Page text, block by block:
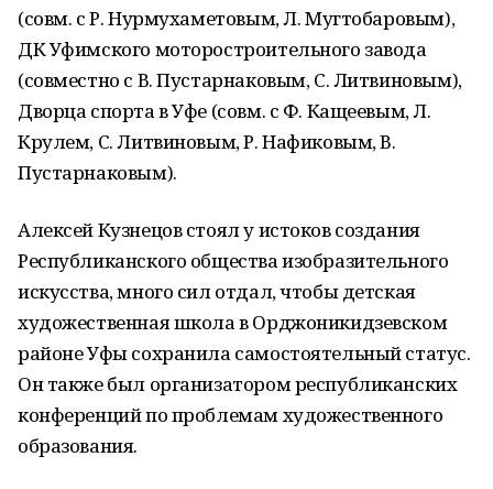
(совм. с Р. Нурмухаметовым, Л. Мугтобаровым),
ДК Уфимского моторостроительного завода
(совместно с В. Пустарнаковым, С. Литвиновым),
Дворца спорта в Уфе (совм. с Ф. Кащеевым, Л.
Крулем, С. Литвиновым, Р. Нафиковым, В.
Пустарнаковым).
Алексей Кузнецов стоял у истоков создания
Республиканского общества изобразительного
искусства, много сил отдал, чтобы детская
художественная школа в Орджоникидзевском
районе Уфы сохранила самостоятельный статус.
Он также был организатором республиканских
конференций по проблемам художественного
образования.